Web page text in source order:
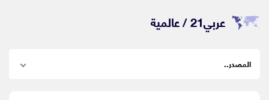
عربي21 / عالمية